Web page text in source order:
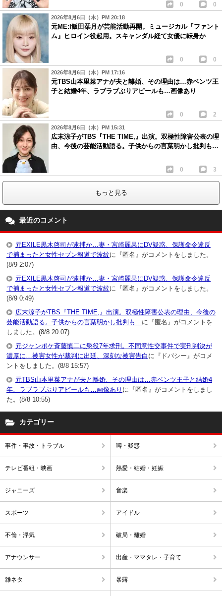
0 0
2026年8月6日（木）PM 20:18
元ME:I飯田栞月が芸能活動再開。ミュージカル『ファント
ム』ヒロイン役起用。スキャンダル経て女優に転身か
0 0
2026年8月6日（木）PM 17:16
元TBS山本里菜アナが夫と離婚、その理由は…赤ベンツ王
子と結婚4年、ラブラブぶりアピールも…画像あり
0 2
2026年8月6日（木）PM 15:31
広末涼子がTBS『THE TIME,』出演。双極性障害公表の理
由、今後の芸能活動語る。子供からの言葉明かし批判も…
0 3
もっと見る
最近のコメント
元EXILE黒木啓司が逮捕か…妻・宮崎麗果にDV疑惑、保護命令違反
で捕まったと女性セブン報道で波紋に『匿名』がコメントをしました。
(8/9 2:07)
元EXILE黒木啓司が逮捕か…妻・宮崎麗果にDV疑惑、保護命令違反
で捕まったと女性セブン報道で波紋に『匿名』がコメントをしました。
(8/9 0:49)
広末涼子がTBS『THE TIME,』出演。双極性障害公表の理由、今後の
芸能活動語る。子供からの言葉明かし批判も…に『匿名』がコメントを
しました。(8/8 20:07)
元ジャンポケ斉藤慎二に懲役7年求刑。不同意性交事件で実刑判決が
濃厚に…被害女性が裁判に出廷、深刻な被害告白 に『ドバシー』がコメ
ントをしました。(8/8 15:57)
元TBS山本里菜アナが夫と離婚、その理由は…赤ベンツ王子と結婚4
年、ラブラブぶりアピールも…画像あり に『匿名』がコメントをしまし
た。(8/8 10:55)
カテゴリー
事件・事故・トラブル 噂・疑惑
テレビ番組・映画 熱愛・結婚・妊娠
ジャニーズ 音楽
スポーツ アイドル
不倫・浮気 破局・離婚
アナウンサー 出産・ママタレ・子育て
雑ネタ 暴露